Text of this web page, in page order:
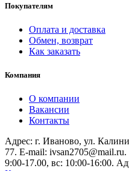
Покупателям
Оплата и доставка
Обмен, возврат
Как заказать
Компания
О компании
Вакансии
Контакты
Адрес: г. Иваново, ул.
77. E-mail:
9:00-17.00, вс: 10:00-16:00.